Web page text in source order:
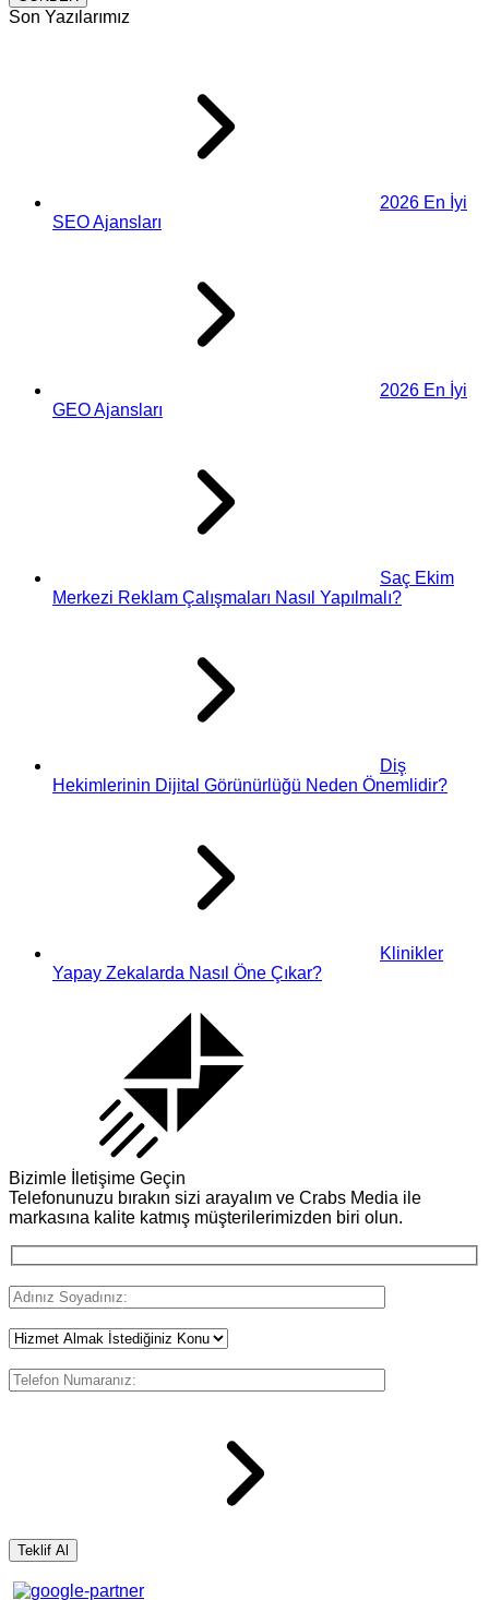
Son Yazılarımız
2026 En İyi
SEO Ajansları
2026 En İyi
GEO Ajansları
Saç Ekim
Merkezi Reklam Çalışmaları Nasıl Yapılmalı?
Diş
Hekimlerinin Dijital Görünürlüğü Neden Önemlidir?
Klinikler
Yapay Zekalarda Nasıl Öne Çıkar?
Bizimle İletişime Geçin
Telefonunuzu bırakın sizi arayalım ve Crabs Media ile
markasına kalite katmış müşterilerimizden biri olun.